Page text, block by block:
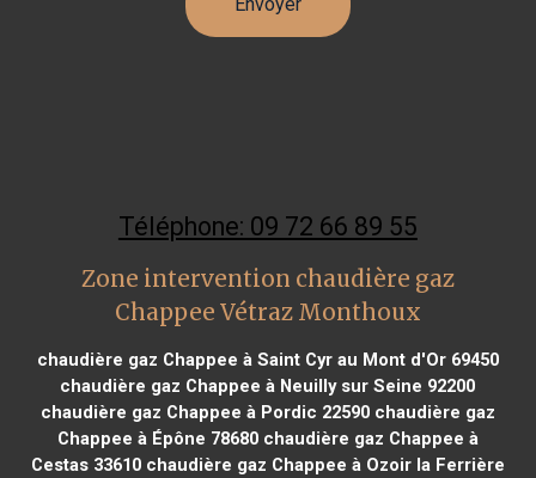
Téléphone: 09 72 66 89 55
Zone intervention chaudière gaz
Chappee Vétraz Monthoux
chaudière gaz Chappee à Saint Cyr au Mont d'Or 69450
chaudière gaz Chappee à Neuilly sur Seine 92200
chaudière gaz Chappee à Pordic 22590chaudière gaz
Chappee à Épône 78680chaudière gaz Chappee à
Cestas 33610chaudière gaz Chappee à Ozoir la Ferrière